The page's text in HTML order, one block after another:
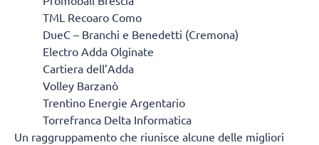
TML Recoaro Como
DueC – Branchi e Benedetti (Cremona)
Electro Adda Olginate
Cartiera dell’Adda
Volley Barzanò
Trentino Energie Argentario
Torrefranca Delta Informatica
Un raggruppamento che riunisce alcune delle migliori